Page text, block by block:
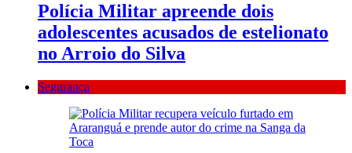
Polícia Militar apreende dois
adolescentes acusados de estelionato
no Arroio do Silva
Segurança